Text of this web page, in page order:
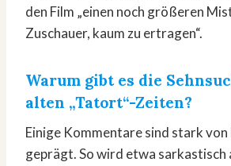
den Film „einen noch größeren
Zuschauer, kaum zu ertragen“.
Warum gibt es die
alten „Tatort“-Zeiten?
Einige Kommentare sind stark
geprägt. So wird etwa sarkastisch